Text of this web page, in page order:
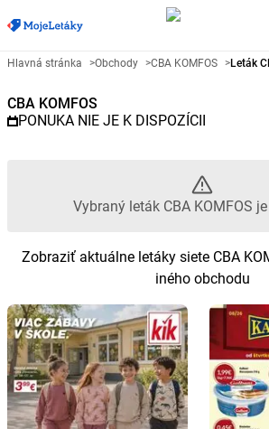
Reklamný leták CBA
Hlavná stránka >Obchody >CBA KOMFOS >Leták
CBA KOMFOS
PONUKA NIE JE K DISPOZÍCII
Vybraný leták CBA KOMFOS
Zobraziť aktuálne letáky siete CBA
iného obchodu